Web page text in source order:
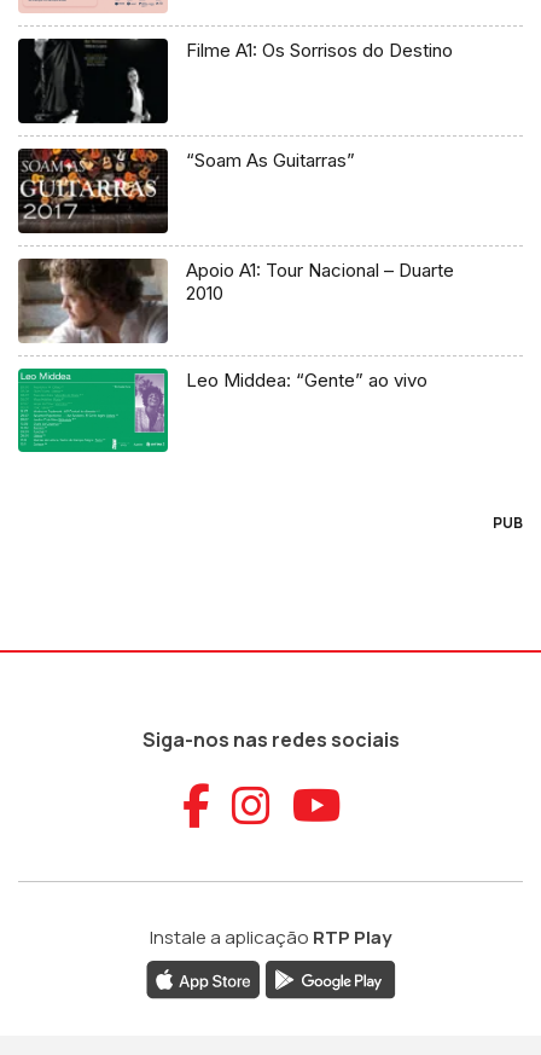
Filme A1: Os Sorrisos do Destino
“Soam As Guitarras”
Apoio A1: Tour Nacional – Duarte
2010
Leo Middea: “Gente” ao vivo
PUB
Siga-nos nas redes sociais
Aceder ao
Aceder ao
Aceder
Instale a aplicação RTP Play